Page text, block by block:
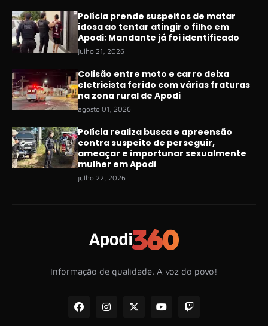
Polícia prende suspeitos de matar
idosa ao tentar atingir o filho em
Apodi; Mandante já foi identificado
julho 21, 2026
Colisão entre moto e carro deixa
eletricista ferido com várias fraturas
na zona rural de Apodi
agosto 01, 2026
Polícia realiza busca e apreensão
contra suspeito de perseguir,
ameaçar e importunar sexualmente
mulher em Apodi
julho 22, 2026
Informação de qualidade. A voz do povo!